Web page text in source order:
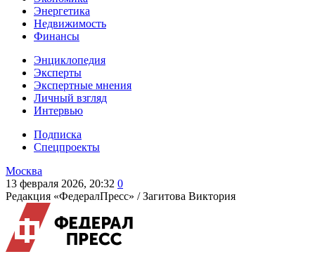
Энергетика
Недвижимость
Финансы
Энциклопедия
Эксперты
Экспертные мнения
Личный взгляд
Интервью
Подписка
Спецпроекты
Москва
13 февраля 2026, 20:32 0
Редакция «ФедералПресс» /Загитова Виктория